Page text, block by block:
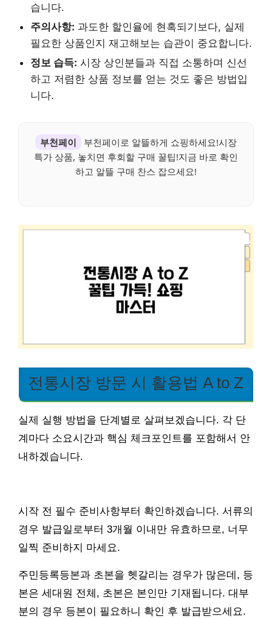
습니다.
주의사항: 과도한 할인율에 현혹되기보다, 실제
필요한 상품인지 재고해보는 습관이 중요합니다.
정보 습득: 시장 상인분들과 직접 소통하며 신선
하고 저렴한 상품 정보를 얻는 것도 좋은 방법입
니다.
부천페이
부천페이로 알뜰하게 쇼핑하세요!시장
특가 상품, 놓치면 후회할 구매 꿀팁!지금 바로 확인
하고 알뜰 구매 찬스 잡으세요!
전통시장 방문 시 활용법 A to Z
실제 실행 방법을 단계별로 살펴보겠습니다. 각 단
계마다 소요시간과 핵심 체크포인트를 포함해서 안
내하겠습니다.
시작 전 필수 준비사항부터 확인하겠습니다. 서류의
경우 발급일로부터 3개월 이내만 유효하므로, 너무
일찍 준비하지 마세요.
주민등록등본과 초본을 헷갈리는 경우가 많은데, 등
본은 세대원 전체, 초본은 본인만 기재됩니다. 대부
분의 경우 등본이 필요하니 확인 후 발급받으세요.